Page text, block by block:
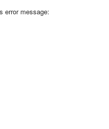
error message: